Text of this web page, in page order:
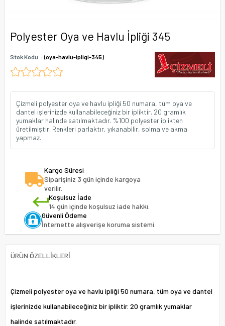
Polyester Oya ve Havlu İpliği 345
Stok Kodu (oya-havlu-ipligi-345)
Çizmeli polyester oya ve havlu ipliği 50 numara, tüm oya ve
dantel işlerinizde kullanabileceğiniz bir ipliktir. 20 gramlık
yumaklar halinde satılmaktadır. %100 polyester iplikten
üretilmiştir. Renkleri parlaktır, yıkanabilir, solma ve akma
yapmaz.
Kargo Süresi
Siparişiniz 3 gün içinde kargoya
verilir.
Koşulsuz İade
14 gün içinde koşulsuz iade hakkı.
Güvenli Ödeme
İnternette alışverişe koruma sistemi.
ÜRÜN ÖZELLIKLERI
Çizmeli polyester oya ve havlu ipliği 50 numara, tüm oya ve dantel
işlerinizde kullanabileceğiniz bir ipliktir. 20 gramlık yumaklar
halinde satılmaktadır.